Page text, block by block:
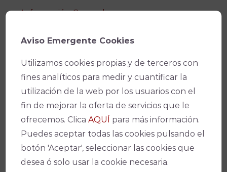
Información General
Venta de localidades
Alquiler de Espacios
Apoya al Teatro
Calendario
Entradas recientes
Aviso Emergente Cookies
Utilizamos cookies propias y de terceros con
fines analíticos para medir y cuantificar la
utilización de la web por los usuarios con el
fin de mejorar la oferta de servicios que le
ofrecemos. ClicaAQUÍ
para más información.
Puedes aceptar todas las cookies pulsando el
botón 'Aceptar', seleccionar las cookies que
desea ó solo usar la cookie necesaria.